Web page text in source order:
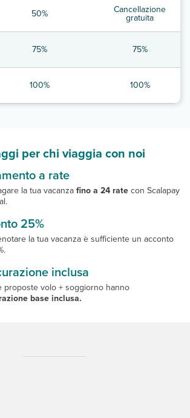
50% Cancellazione
gratuita
75% 75%
100% 100%
per chi viaggia con noi
a rate
la tua vacanzafino a 24 ratecon Scalapay
25%
la tua vacanza è sufficiente un acconto
inclusa
proposte volo + soggiorno hanno
base inclusa.